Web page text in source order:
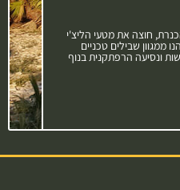
חוצה את מטעי הליצ'י
ממגוון שבילים טכניים
ונסיעה הרפתקנית בנוף